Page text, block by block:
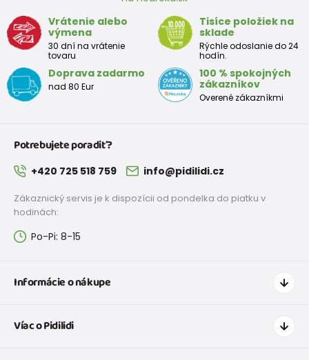
Vrátenie alebo
výmena
30 dní na vrátenie
tovaru
Tisíce položiek na
sklade
Rýchle odoslanie do 24
hodín.
Doprava zadarmo
nad 80 Eur
100 % spokojných
zákazníkov
Overené zákazníkmi
Potrebujete poradiť?
+420 725 518 759 info@pidilidi.cz
Zákaznický servis je k dispozícii od pondelka do piatku v
hodinách:
Po-Pi: 8-15
Informácie o nákupe
Doprava a platba
Víac o Pidilidi